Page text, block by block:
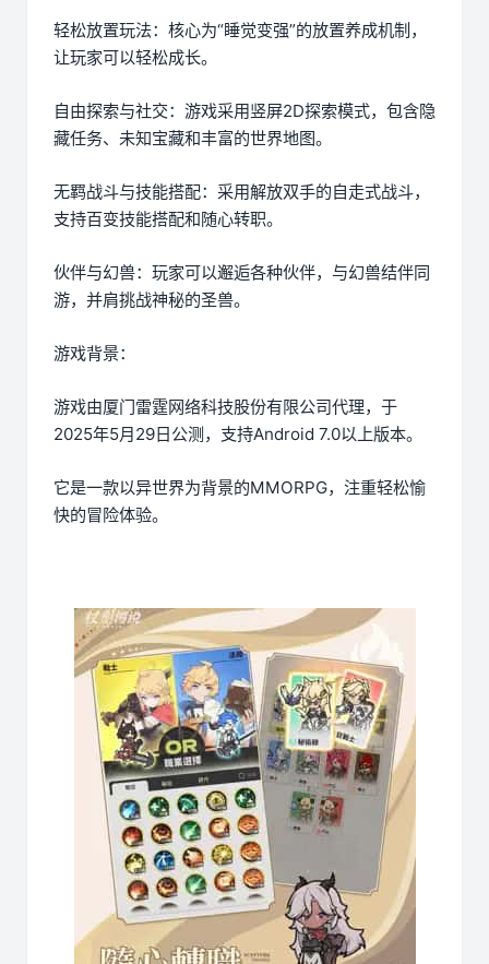
轻松放置玩法：核心为“睡觉变强”的放置养成机制，
让玩家可以轻松成长。
自由探索与社交：游戏采用竖屏2D探索模式，包含隐
藏任务、未知宝藏和丰富的世界地图。
无羁战斗与技能搭配：采用解放双手的自走式战斗，
支持百变技能搭配和随心转职。
伙伴与幻兽：玩家可以邂逅各种伙伴，与幻兽结伴同
游，并肩挑战神秘的圣兽。
游戏背景：
游戏由厦门雷霆网络科技股份有限公司代理，于
2025年5月29日公测，支持Android 7.0以上版本。
它是一款以异世界为背景的MMORPG，注重轻松愉
快的冒险体验。